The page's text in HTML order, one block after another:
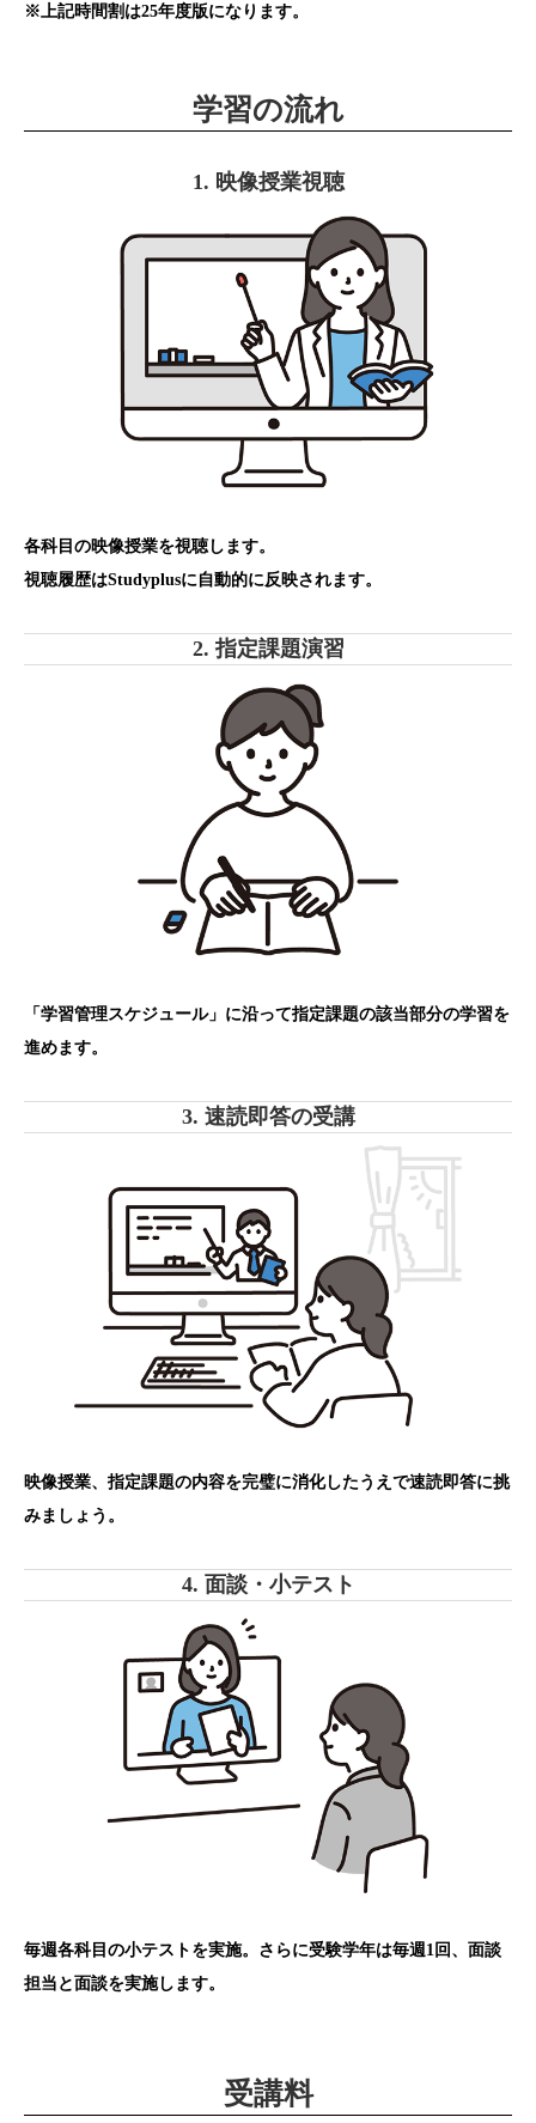
※上記時間割は25年度版になります。
学習の流れ
1. 映像授業視聴
各科目の映像授業を視聴します。
視聴履歴はStudyplusに自動的に反映されます。
2. 指定課題演習
「学習管理スケジュール」に沿って指定課題の該当部分の学習を
進めます。
3. 速読即答の受講
映像授業、指定課題の内容を完璧に消化したうえで速読即答に挑
みましょう。
4. 面談・小テスト
毎週各科目の小テストを実施。さらに受験学年は毎週1回、面談
担当と面談を実施します。
受講料